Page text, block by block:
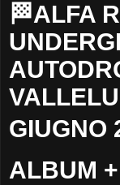
🏁ALFA
GIUGNO
ALBUM